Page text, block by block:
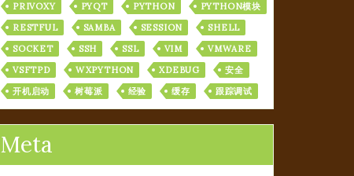
PRIVOXY
PYQT PYTHON
PYTHON模块
RESTFUL
SAMBA SESSION
SHELL
SOCKET
SSH SSL VIM
VMWARE
VSFTPD
WXPYTHON XDEBUG
安全
开机启动
树莓派 经验 缓存 跟踪调试
Meta